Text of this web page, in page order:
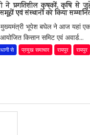
ने प्रगतिशील कृषकों, कृषि से
एवं संस्थानों को किया
मुख्यमंत्री भूपेश बघेल ने आज यहां
किसान समिट एवं अवार्ड...
से प्रमुख समाचार रायपुर रायपुर